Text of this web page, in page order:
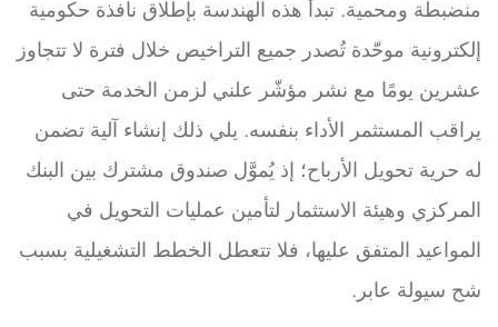
منضبطة ومحمية. تبدأ هذه الهندسة بإطلاق نافذة حكومية
إلكترونية موحّدة تُصدر جميع التراخيص خلال فترة لا تتجاوز
عشرين يومًا مع نشر مؤشّر علني لزمن الخدمة حتى
يراقب المستثمر الأداء بنفسه. يلي ذلك إنشاء آلية تضمن
له حرية تحويل الأرباح؛ إذ يُموَّل صندوق مشترك بين البنك
المركزي وهيئة الاستثمار لتأمين عمليات التحويل في
المواعيد المتفق عليها، فلا تتعطل الخطط التشغيلية بسبب
شح سيولة عابر.